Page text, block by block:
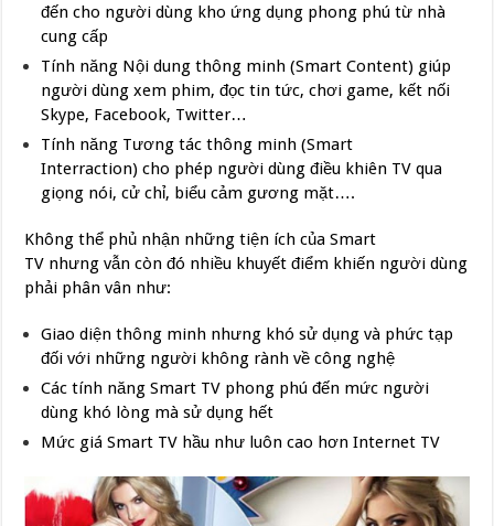
đến cho người dùng kho ứng dụng phong phú từ nhà
cung cấp
Tính năng Nội dung thông minh (Smart Content) giúp
người dùng xem phim, đọc tin tức, chơi game, kết nối
Skype, Facebook, Twitter…
Tính năng Tương tác thông minh (Smart
Interraction) cho phép người dùng điều khiên TV qua
giọng nói, cử chỉ, biểu cảm gương mặt….
Không thể phủ nhận những tiện ích của Smart
TV nhưng vẫn còn đó nhiều khuyết điểm khiến người dùng
phải phân vân như:
Giao diện thông minh nhưng khó sử dụng và phức tạp
đối với những người không rành về công nghệ
Các tính năng Smart TV phong phú đến mức người
dùng khó lòng mà sử dụng hết
Mức giá Smart TV hầu như luôn cao hơn Internet TV